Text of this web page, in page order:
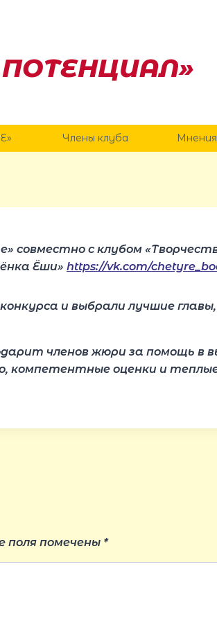
Члены клуба Мнения
совместно с клубом
Ёши» https://vk.com/
и выбрали лучшие
членов жюри за помощь в
компетентные оценки и
поля помечены *